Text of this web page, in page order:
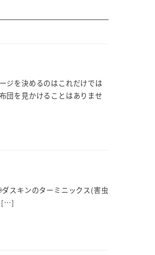
ジを決めるのはこれだけでは
団を見かけることはありませ
スキンのターミニックス(害虫
[…]